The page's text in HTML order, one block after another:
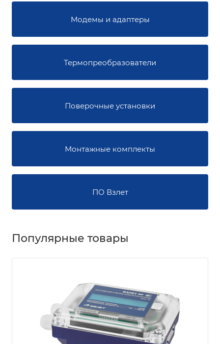
Модемы и адаптеры
Термопреобразователи
Поверочные установки
Монтажные комплекты
ПО Взлет
Популярные товары